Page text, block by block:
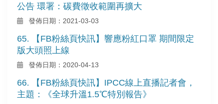
公告 環署：碳費徵收範圍再擴大
發佈日期：2021-03-03
65. 【FB粉絲頁快訊】響應粉紅口罩 期間限定
版大頭照上線
發佈日期：2020-04-13
66. 【FB粉絲頁快訊】IPCC線上直播記者會，
主題：《全球升溫1.5℃特別報告》